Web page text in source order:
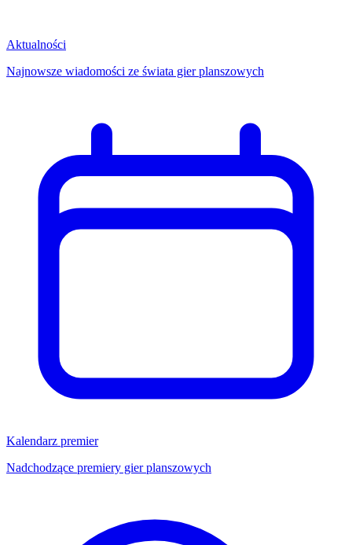
Aktualności
Najnowsze wiadomości ze świata gier planszowych
Kalendarz premier
Nadchodzące premiery gier planszowych